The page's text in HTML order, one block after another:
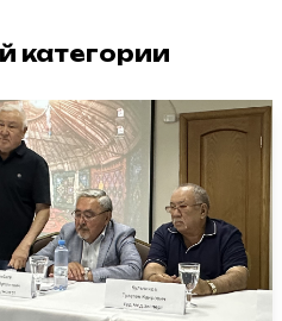
категории